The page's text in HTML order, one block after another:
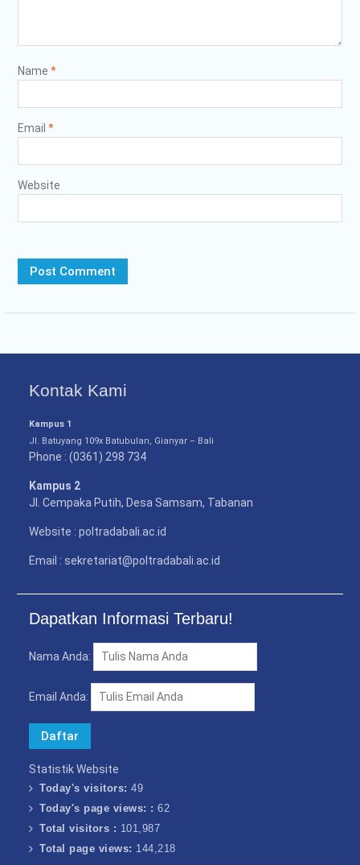
Name *
Email *
Website
Kontak Kami
Kampus 1
Jl. Batuyang 109x Batubulan, Gianyar – Bali
Phone : (0361) 298 734
Kampus 2
Jl. Cempaka Putih, Desa Samsam, Tabanan
Website : poltradabali.ac.id
Email : sekretariat@poltradabali.ac.id
Dapatkan Informasi Terbaru!
Nama Anda:
Email Anda:
Statistik Website
Today's visitors:49
Today's page views: :62
Total visitors : 101,987
Total page views: 144,218